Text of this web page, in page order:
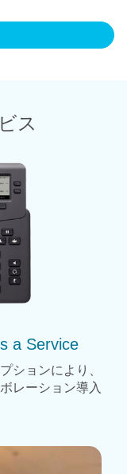
ス
a Service
ションにより、
レーション導入